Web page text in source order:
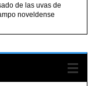
de las uvas de
noveldense